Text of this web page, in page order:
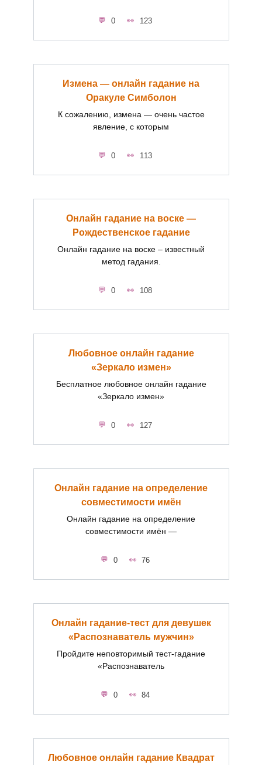
0 123
Измена — онлайн гадание на
Оракуле Симболон
К сожалению, измена — очень частое
явление, с которым
0 113
Онлайн гадание на воске —
Рождественское гадание
Онлайн гадание на воске – известный
метод гадания.
0 108
Любовное онлайн гадание
«Зеркало измен»
Бесплатное любовное онлайн гадание
«Зеркало измен»
0 127
Онлайн гадание на определение
совместимости имён
Онлайн гадание на определение
совместимости имён —
0 76
Онлайн гадание-тест для девушек
«Распознаватель мужчин»
Пройдите неповторимый тест-гадание
«Распознаватель
0 84
Любовное онлайн гадание Квадрат